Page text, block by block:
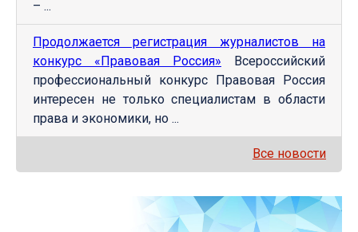
– ...
Продолжается регистрация журналистов на
конкурс «Правовая Россия» Всероссийский
профессиональный конкурс Правовая Россия
интересен не только специалистам в области
права и экономики, но ...
Все новости